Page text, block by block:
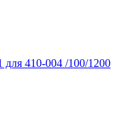
410-004 /100/1200